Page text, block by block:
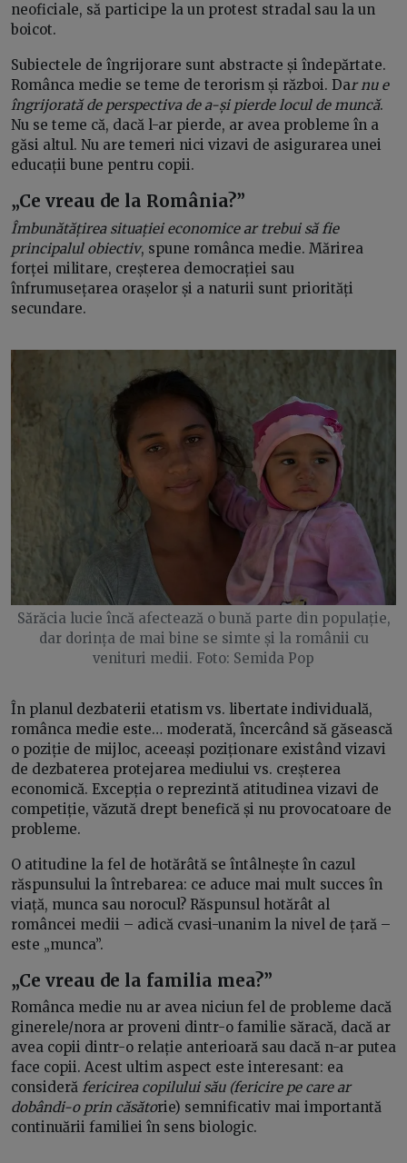
neoficiale, să participe la un protest stradal sau la un
boicot.
Subiectele de îngrijorare sunt abstracte și îndepărtate.
Românca medie se teme de terorism și război. Dar nu e
îngrijorată de perspectiva de a-și pierde locul de muncă.
Nu se teme că, dacă l-ar pierde, ar avea probleme în a
găsi altul. Nu are temeri nici vizavi de asigurarea unei
educații bune pentru copii.
„Ce vreau de la România?”
Îmbunătățirea situației economice ar trebui să fie
principalul obiectiv, spune românca medie. Mărirea
forței militare, creșterea democrației sau
înfrumusețarea orașelor și a naturii sunt priorități
secundare.
Sărăcia lucie încă afectează o bună parte din populație,
dar dorința de mai bine se simte și la românii cu
venituri medii. Foto: Semida Pop
În planul dezbaterii etatism vs. libertate individuală,
românca medie este… moderată, încercând să găsească
o poziție de mijloc, aceeași poziționare existând vizavi
de dezbaterea protejarea mediului vs. creșterea
economică. Excepția o reprezintă atitudinea vizavi de
competiție, văzută drept benefică și nu provocatoare de
probleme.
O atitudine la fel de hotărâtă se întâlnește în cazul
răspunsului la întrebarea: ce aduce mai mult succes în
viață, munca sau norocul? Răspunsul hotărât al
româncei medii – adică cvasi-unanim la nivel de țară –
este „munca”.
„Ce vreau de la familia mea?”
Românca medie nu ar avea niciun fel de probleme dacă
ginerele/nora ar proveni dintr-o familie săracă, dacă ar
avea copii dintr-o relație anterioară sau dacă n-ar putea
face copii. Acest ultim aspect este interesant: ea
consideră fericirea copilului său (fericire pe care ar
dobândi-o prin căsătorie) semnificativ mai importantă
continuării familiei în sens biologic.